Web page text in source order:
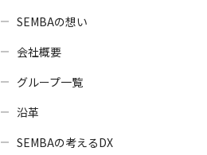
SEMBAの想い
会社概要
グループ一覧
沿革
SEMBAの考えるDX